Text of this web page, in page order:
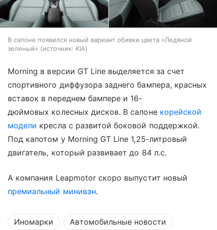
В салоне появился новый вариант обивки цвета «Ледяной
зеленый»
источник: KIA
Morning в версии GT Line выделяется за счет
спортивного диффузора заднего бампера, красных
вставок в переднем бампере и 16-
дюймовых колесных дисков. В салоне корейской
модели кресла с развитой боковой поддержкой.
Под капотом у Morning GT Line 1,25-литровый
двигатель, который развивает до 84 л.с.
А компания Leapmotor скоро выпустит новый
премиальный минивэн.
Иномарки Автомобильные новости